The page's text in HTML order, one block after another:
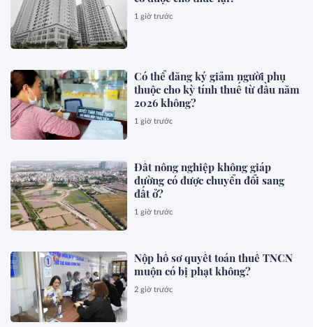
1 giờ trước
Có thể đăng ký giảm người phụ
thuộc cho kỳ tính thuế từ đầu năm
2026 không?
1 giờ trước
Đất nông nghiệp không giáp
đường có được chuyển đổi sang
đất ở?
1 giờ trước
Nộp hồ sơ quyết toán thuế TNCN
muộn có bị phạt không?
2 giờ trước